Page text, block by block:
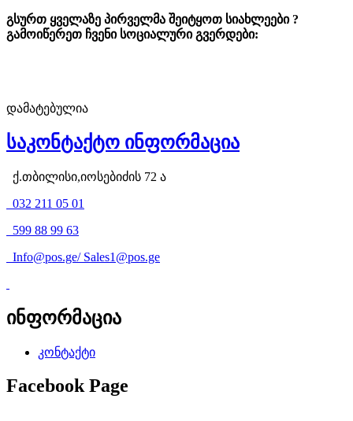
გსურთ ყველაზე პირველმა შეიტყოთ სიახლეები ?
გამოიწერეთ ჩვენი სოციალური გვერდები:
დამატებულია
საკონტაქტო ინფორმაცია
ქ.თბილისი,იოსებიძის 72 ა
032 211 05 01
599 88 99 63
Info@pos.ge/ Sales1@pos.ge
ინფორმაცია
კონტაქტი
Facebook Page